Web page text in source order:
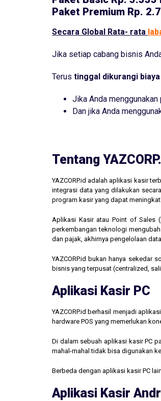
Paket Premium Rp.
Secara Global Rata- rata
Jika setiap cabang bisnis
Terus tinggal dikurangi
Jika Anda
Dan jika Anda
Tentang
YAZCORP.id adalah aplikasi kasir
integrasi data yang dilakukan
program kasir yang dapat
Aplikasi Kasir atau Point of Sales
perkembangan teknologi
dan pajak, akhirnya pengelolaan
YAZCORP.id bukan hanya sekedar
bisnis yang terpusat (centralized,
Aplikasi Kasir PC
YAZCORP.id berhasil menjadi
hardware POS yang memerlukan
Di dalam sebuah aplikasi kasir PC
mahal-mahal tidak bisa digunakan
Berbeda dengan aplikasi kasir PC
Aplikasi Kasir